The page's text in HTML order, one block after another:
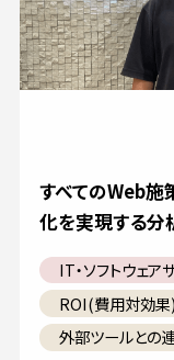
すべてのWeb施
化を実現する分
IT・ソフトウェア
ROI(費用対効果
外部ツールとの